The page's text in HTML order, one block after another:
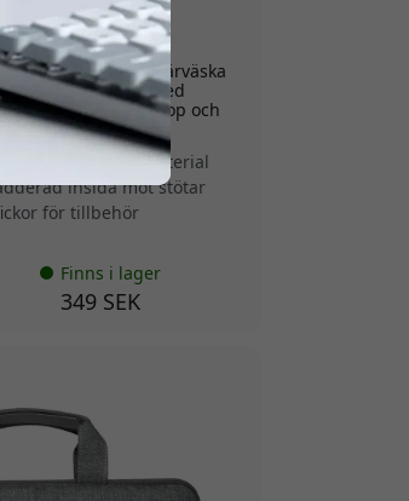
vattenavvisande bärväska
dator i nylon med
för 13-tums laptop och
insida - Grå
nylonmaterial
insida mot stötar
för tillbehör
Finns i lager
349 SEK